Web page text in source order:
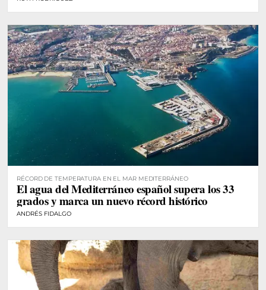
RÉCORD DE TEMPERATURA EN EL MAR MEDITERRÁNEO
El agua del Mediterráneo español supera los 33
grados y marca un nuevo récord histórico
ANDRÉS FIDALGO